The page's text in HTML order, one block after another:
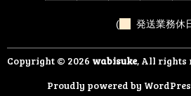
( 発送業務休
Copyright © 2026 wabisuke, All rights
Proudly powered by